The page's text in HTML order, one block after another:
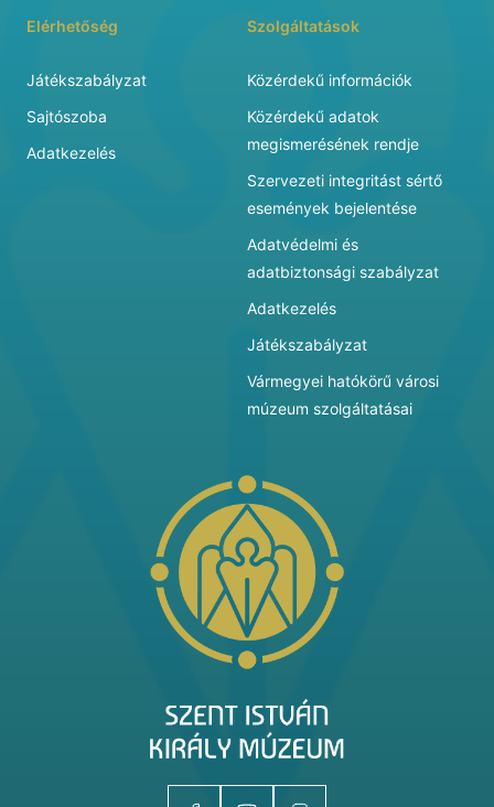
Elérhetőség
Játékszabályzat
Sajtószoba
Adatkezelés
Szolgáltatások
Közérdekű információk
Közérdekű adatok
megismerésének rendje
Szervezeti integritást sértő
események bejelentése
Adatvédelmi és
adatbiztonsági szabályzat
Adatkezelés
Játékszabályzat
Vármegyei hatókörű városi
múzeum szolgáltatásai